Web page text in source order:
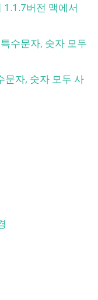
버전 맥에서
수문자, 숫자 모두
문자, 숫자 모두 사